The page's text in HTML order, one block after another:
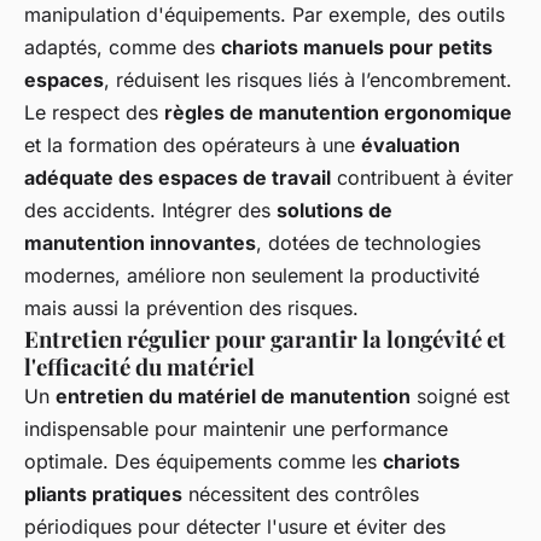
manipulation d'équipements. Par exemple, des outils
adaptés, comme des chariots manuels pour petits
espaces, réduisent les risques liés à l’encombrement.
Le respect des règles de manutention ergonomique
et la formation des opérateurs à une évaluation
adéquate des espaces de travail contribuent à éviter
des accidents. Intégrer des solutions de
manutention innovantes, dotées de technologies
modernes, améliore non seulement la productivité
mais aussi la prévention des risques.
Entretien régulier pour garantir la longévité et
l'efficacité du matériel
Un entretien du matériel de manutention soigné est
indispensable pour maintenir une performance
optimale. Des équipements comme les chariots
pliants pratiques nécessitent des contrôles
périodiques pour détecter l'usure et éviter des